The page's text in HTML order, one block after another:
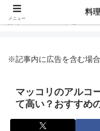
ホーム
※記事内に広告を含む場
マッコリのアルコ
て高い？おすすめ
メニュー
料